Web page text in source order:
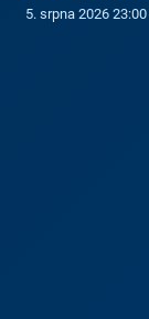
5. srpna 2026 23:00